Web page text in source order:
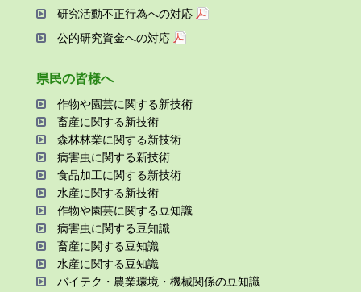
研究活動不正⾏為への対応
公的研究資金への対応
県⺠の皆様へ
作物や園芸に関する新技術
畜産に関する新技術
森林林業に関する新技術
病害⾍に関する新技術
⾷品加⼯に関する新技術
⽔産に関する新技術
作物や園芸に関する⾖知識
病害⾍に関する⾖知識
畜産に関する⾖知識
⽔産に関する⾖知識
バイテク・農業環境・機械関係の⾖知識